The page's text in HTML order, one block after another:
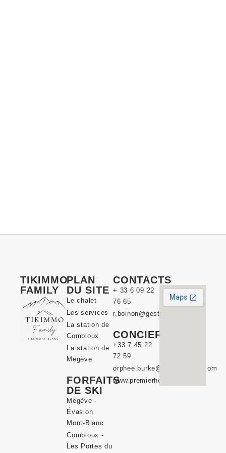
TIKIMMO
FAMILY
PLAN
DU SITE
Le chalet
Les services
La station de
Combloux
La station de
Megève
FORFAITS
DE SKI
Megève -
Évasion
Mont-Blanc
Combloux -
Les Portes du
CONTACTS
+ 33 6 09 22
76 65
r.boinon@gestpat.fr
CONCIERGERIE
+33 7 45 22
72 59
orphee.burke@premierhote.com
www.premierhote.com